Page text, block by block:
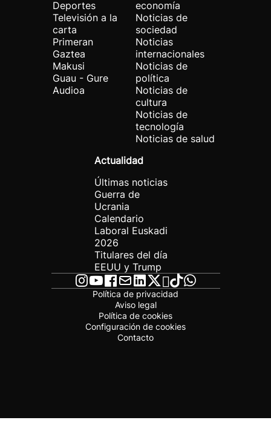
Deportes
Televisión a la
carta
Primeran
Gaztea
Makusi
Guau - Gure
Audioa
economía
Noticias de
sociedad
Noticias
internacionales
Noticias de
política
Noticias de
cultura
Noticias de
tecnología
Noticias de salud
Actualidad
Últimas noticias
Guerra de
Ucrania
Calendario
Laboral Euskadi
2026
Titulares del día
EEUU y Trump
Política de privacidad
Aviso legal
Política de cookies
Configuración de cookies
Contacto